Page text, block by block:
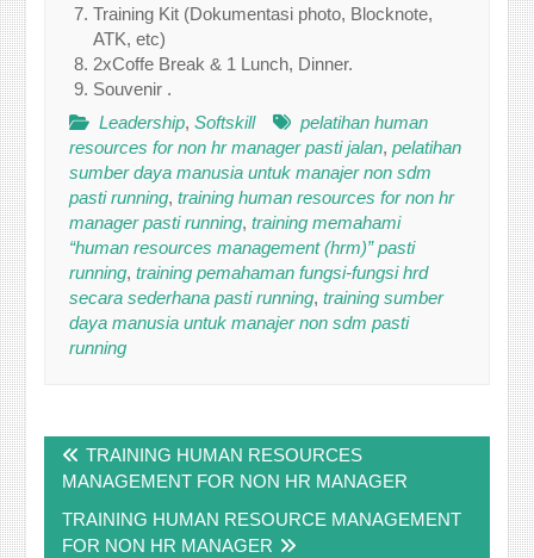
Training Kit (Dokumentasi photo, Blocknote,
ATK, etc)
2xCoffe Break & 1 Lunch, Dinner.
Souvenir .
Leadership,Softskill
pelatihan human
resources for non hr manager pasti jalan,pelatihan
sumber daya manusia untuk manajer non sdm
pasti running,training human resources for non hr
manager pasti running,training memahami
“human resources management (hrm)” pasti
running,training pemahaman fungsi-fungsi hrd
secara sederhana pasti running,training sumber
daya manusia untuk manajer non sdm pasti
running
navigation
TRAINING HUMAN RESOURCES
MANAGEMENT FOR NON HR MANAGER
TRAINING HUMAN RESOURCE MANAGEMENT
FOR NON HR MANAGER